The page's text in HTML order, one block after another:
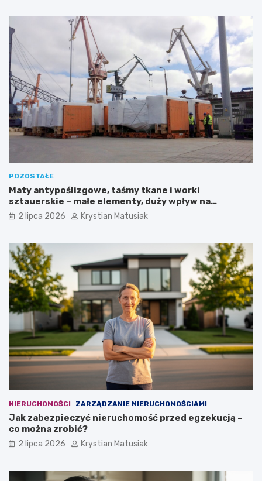
POZOSTAŁE
Maty antypoślizgowe, taśmy tkane i worki
sztauerskie – małe elementy, duży wpływ na
bezpieczeństwo ładunku
2 lipca 2026 Krystian Matusiak
NIERUCHOMOŚCI ZARZĄDZANIE NIERUCHOMOŚCIAMI
Jak zabezpieczyć nieruchomość przed egzekucją –
co można zrobić?
2 lipca 2026 Krystian Matusiak